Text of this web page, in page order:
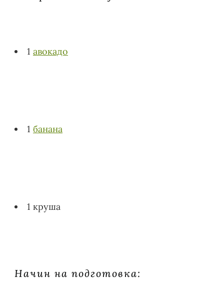
1 авокадо
1 банана
1 круша
Начин на подготовка: